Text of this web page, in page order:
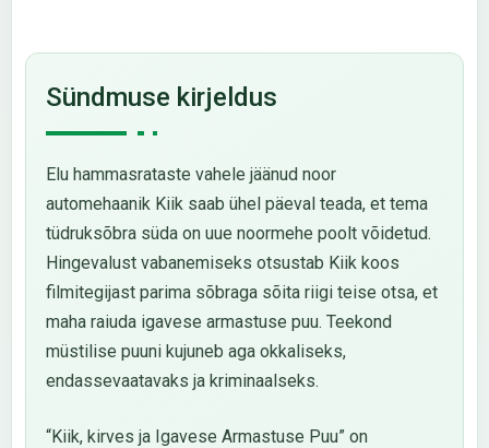
Sündmuse kirjeldus
Elu hammasrataste vahele jäänud noor
automehaanik Kiik saab ühel päeval teada, et tema
tüdruksõbra süda on uue noormehe poolt võidetud.
Hingevalust vabanemiseks otsustab Kiik koos
filmitegijast parima sõbraga sõita riigi teise otsa, et
maha raiuda igavese armastuse puu. Teekond
müstilise puuni kujuneb aga okkaliseks,
endassevaatavaks ja kriminaalseks.
“Kiik, kirves ja Igavese Armastuse Puu” on